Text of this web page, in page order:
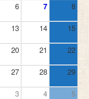
6 7 8
13 14 15
20 21 22
27 28 29
3 4 5